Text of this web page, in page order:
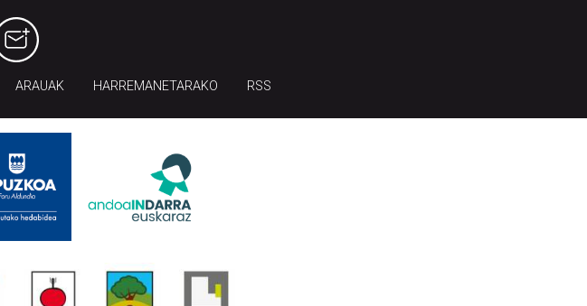
ARAUAK HARREMANETARAKO RSS